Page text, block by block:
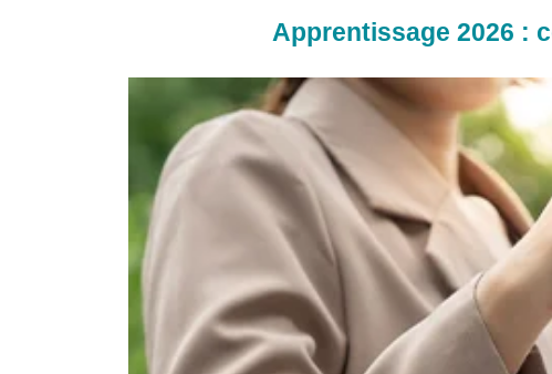
Apprentissage 2026 :